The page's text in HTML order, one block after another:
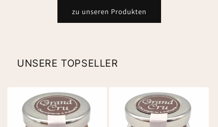
zu unseren Produkten
UNSERE TOPSELLER